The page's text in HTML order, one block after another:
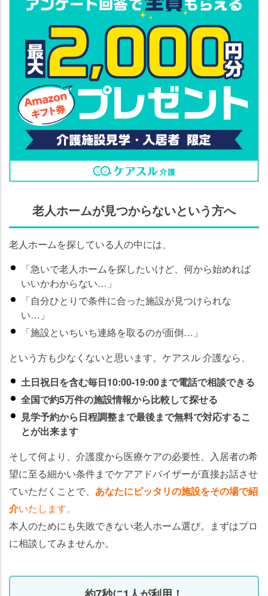
老人ホームが見つからないという方へ
老人ホームを探している人の中には、
「急いで老人ホームを探したいけど、何から始めれば
いいかわからない…」
「自分ひとりで条件に合った施設が見つけられな
い…」
「施設といちいち連絡を取るのが面倒…」
という方も少なくないと思います。ケアスル 介護なら、
土日祝日を含む毎日10:00-19:00まで電話で相談できる
全国で約5万件の施設情報から比較して探せる
見学予約から日程調整まで最後まで無料で対応するこ
とが出来ます
そして何より、介護度から医療ケアの必要性、入居者の希
望に至る細かい条件までケアアドバイザーが直接お話させ
ていただくことで、 あなたにピッタリの施設をその場で紹
介いたします。
本人のためにも失敗できない老人ホーム選び。まずはプロ
に相談してみませんか。